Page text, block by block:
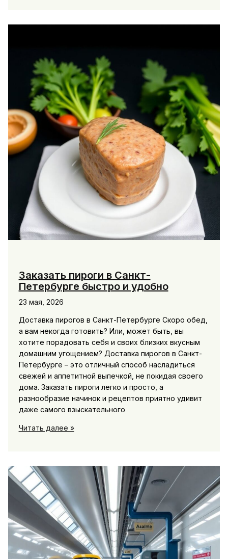
смотреть
кроме
ставки
Заказать пироги в Санкт-
Петербурге быстро и удобно
23 мая, 2026
Доставка пирогов в Санкт-Петербурге Скоро обед,
а вам некогда готовить? Или, может быть, вы
хотите порадовать себя и своих близких вкусным
домашним угощением? Доставка пирогов в Санкт-
Петербурге – это отличный способ насладиться
свежей и аппетитной выпечкой, не покидая своего
дома. Заказать пироги легко и просто, а
разнообразие начинок и рецептов приятно удивит
даже самого взыскательного
Заказать
Петербурге
быстро
удобно
Читать далее »